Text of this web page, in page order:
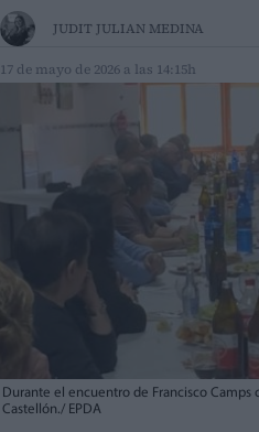
JUDIT JULIAN MEDINA
17 de mayo de 2026 a las 14:15h
Durante el encuentro de Francisco
Castellón./ EPDA